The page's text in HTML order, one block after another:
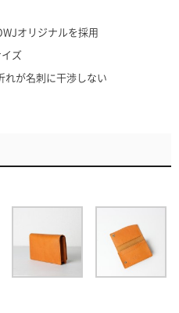
オリジナルを採用
ズ
れが名刺に干渉しない